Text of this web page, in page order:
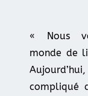
« Nous
monde de
compliqué